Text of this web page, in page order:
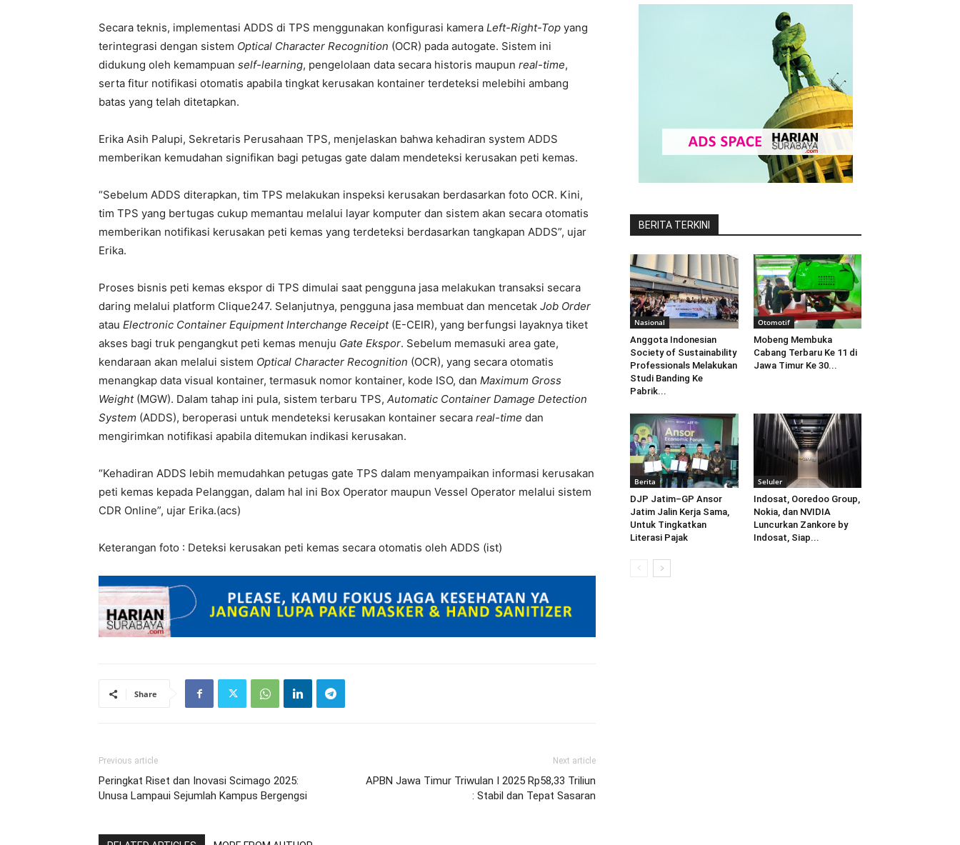
Secara teknis, implementasi ADDS di TPS menggunakan konfigurasi kamera Left-Right-Top yang
terintegrasi dengan sistem Optical Character Recognition (OCR) pada autogate. Sistem ini
didukung oleh kemampuan self-learning, pengelolaan data secara historis maupun real-time,
serta fitur notifikasi otomatis apabila tingkat kerusakan kontainer terdeteksi melebihi ambang
batas yang telah ditetapkan.
Erika Asih Palupi, Sekretaris Perusahaan TPS, menjelaskan bahwa kehadiran system ADDS
memberikan kemudahan signifikan bagi petugas gate dalam mendeteksi kerusakan peti kemas.
“Sebelum ADDS diterapkan, tim TPS melakukan inspeksi kerusakan berdasarkan foto OCR. Kini,
tim TPS yang bertugas cukup memantau melalui layar komputer dan sistem akan secara otomatis
memberikan notifikasi kerusakan peti kemas yang terdeteksi berdasarkan tangkapan ADDS”, ujar
Erika.
Proses bisnis peti kemas ekspor di TPS dimulai saat pengguna jasa melakukan transaksi secara
daring melalui platform Clique247. Selanjutnya, pengguna jasa membuat dan mencetak Job Order
atau Electronic Container Equipment Interchange Receipt(E-CEIR), yang berfungsi layaknya tiket
akses bagi truk pengangkut peti kemas menuju Gate Ekspor. Sebelum memasuki area gate,
kendaraan akan melalui sistem Optical Character Recognition (OCR), yang secara otomatis
menangkap data visual kontainer, termasuk nomor kontainer, kode ISO, dan Maximum Gross
Weight(MGW). Dalam tahap ini pula, sistem terbaru TPS, Automatic Container Damage Detection
System (ADDS), beroperasi untuk mendeteksi kerusakan kontainer secara real-time dan
mengirimkan notifikasi apabila ditemukan indikasi kerusakan.
“Kehadiran ADDS lebih memudahkan petugas gate TPS dalam menyampaikan informasi kerusakan
peti kemas kepada Pelanggan, dalam hal ini Box Operator maupun Vessel Operator melalui sistem
CDR Online”, ujar Erika.(acs)
Keterangan foto : Deteksi kerusakan peti kemas secara otomatis oleh ADDS (ist)
Share
Previous article
Peringkat Riset dan Inovasi Scimago 2025:
Unusa Lampaui Sejumlah Kampus Bergengsi
Next article
APBN Jawa Timur Triwulan I 2025 Rp58,33 Triliun
: Stabil dan Tepat Sasaran
BERITA TERKINI
Nasional
Anggota Indonesian
Society of Sustainability
Professionals Melakukan
Studi Banding Ke
Pabrik...
Otomotif
Mobeng Membuka
Cabang Terbaru Ke 11 di
Jawa Timur Ke 30...
Berita
DJP Jatim–GP Ansor
Jatim Jalin Kerja Sama,
Untuk Tingkatkan
Literasi Pajak
Seluler
Indosat, Ooredoo Group,
Nokia, dan NVIDIA
Luncurkan Zankore by
Indosat, Siap...